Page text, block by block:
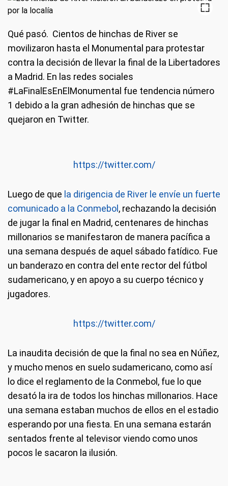
Qué pasó. Cientos de hinchas de River se
movilizaron hasta el Monumental para protestar
contra la decisión de llevar la final de la Libertadores
a Madrid. En las redes sociales
#LaFinalEsEnElMonumental fue tendencia número
1 debido a la gran adhesión de hinchas que se
quejaron en Twitter.
https://twitter.com/
Luego de que la dirigencia de River le envíe un fuerte
comunicado a la Conmebol , rechazando la decisión
de jugar la final en Madrid, centenares de hinchas
millonarios se manifestaron de manera pacífica a
una semana después de aquel sábado fatídico. Fue
un banderazo en contra del ente rector del fútbol
sudamericano, y en apoyo a su cuerpo técnico y
jugadores.
https://twitter.com/
La inaudita decisión de que la final no sea en Núñez,
y mucho menos en suelo sudamericano, como así
lo dice el reglamento de la Conmebol, fue lo que
desató la ira de todos los hinchas millonarios. Hace
una semana estaban muchos de ellos en el estadio
esperando por una fiesta. En una semana estarán
sentados frente al televisor viendo como unos
pocos le sacaron la ilusión.